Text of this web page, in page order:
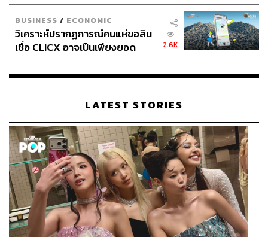
BUSINESS / ECONOMIC
วิเคราะห์ปรากฏการณ์คนแห่ขอสิน
เชื่อ CLICX อาจเป็นเพียงยอด
เรือนไทยที่ถูกซุกไว้
2.6K
LATEST STORIES